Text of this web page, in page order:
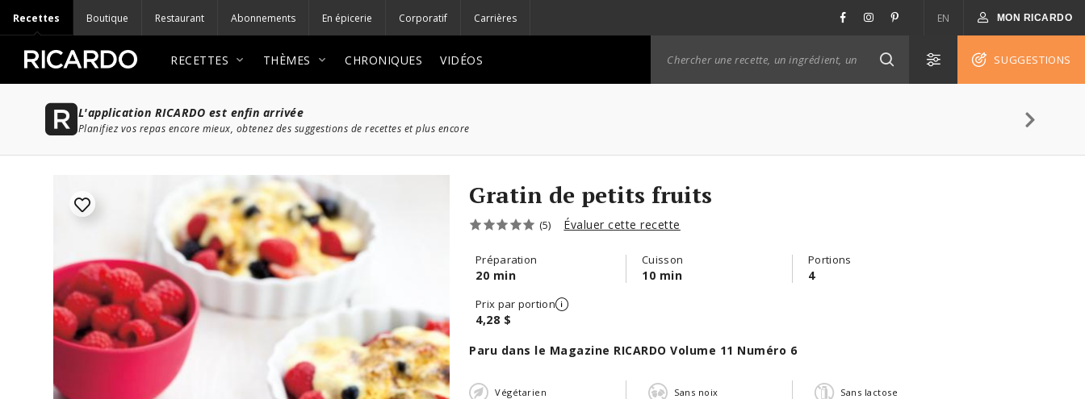
Recettes Boutique Restaurant Abonnements En épicerie Corporatif Carrières EN MON RICARDO
RECETTES THÈMES CHRONIQUES VIDÉOS SUGGESTIONS
L'application RICARDO est enfin arrivée
Planifiez vos repas encore mieux, obtenez des suggestions de recettes et plus encore
Gratin de petits fruits
(5) Évaluer cette recette
Préparation
20 min
Cuisson
10 min
Portions
4
Prix par portion
4,28 $
Paru dans le Magazine RICARDO Volume 11 Numéro 6
Végétarien Sans noix Sans lactose